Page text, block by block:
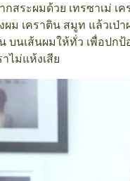
กสระผมด้วย เทรซาเม่
ผม เคราติน สมูท แล้วเป่
บนเส้นผมให้ทั่ว เพื่อปกป้
าไม่แห้งเสีย